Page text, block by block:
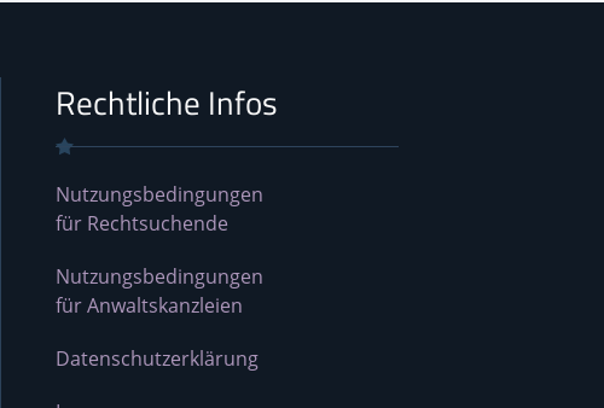
Rechtliche Infos
Nutzungsbedingungen
für Rechtsuchende
Nutzungsbedingungen
für Anwaltskanzleien
Datenschutzerklärung